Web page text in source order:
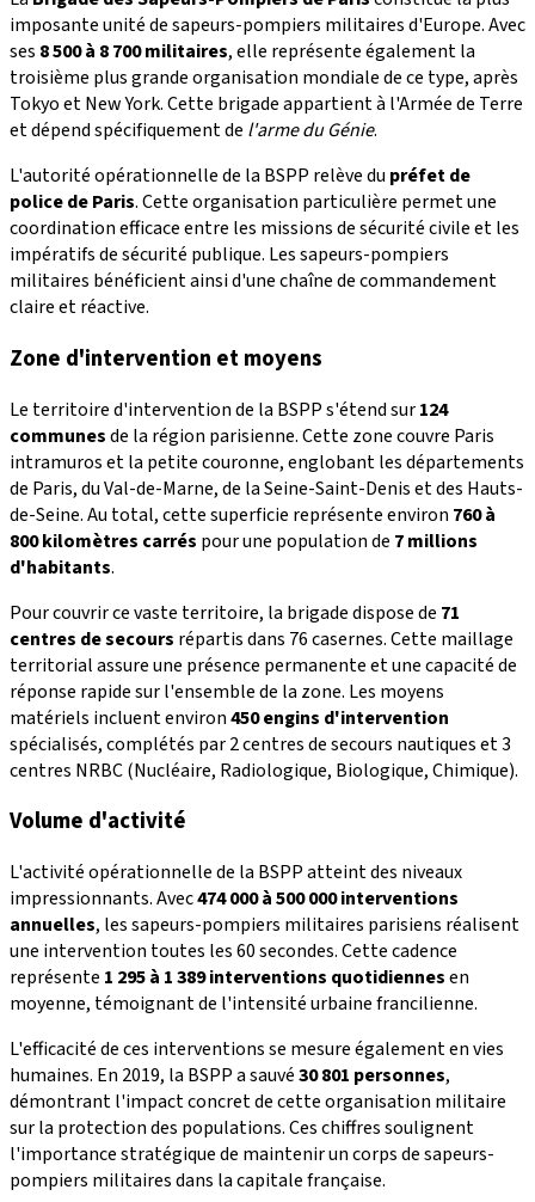
imposante unité de sapeurs-pompiers militaires d'Europe. Avec
ses 8 500 à 8 700 militaires, elle représente également la
troisième plus grande organisation mondiale de ce type, après
Tokyo et New York. Cette brigade appartient à l'Armée de Terre
et dépend spécifiquement de l'arme du Génie.
L'autorité opérationnelle de la BSPP relève du préfet de
police de Paris. Cette organisation particulière permet une
coordination efficace entre les missions de sécurité civile et les
impératifs de sécurité publique. Les sapeurs-pompiers
militaires bénéficient ainsi d'une chaîne de commandement
claire et réactive.
Zone d'intervention et moyens
Le territoire d'intervention de la BSPP s'étend sur124
communesde la région parisienne. Cette zone couvre Paris
intramuros et la petite couronne, englobant les départements
de Paris, du Val-de-Marne, de la Seine-Saint-Denis et des Hauts-
de-Seine. Au total, cette superficie représente environ 760 à
800 kilomètres carrés pour une population de 7 millions
d'habitants.
Pour couvrir ce vaste territoire, la brigade dispose de 71
centres de secours répartis dans 76 casernes. Cette maillage
territorial assure une présence permanente et une capacité de
réponse rapide sur l'ensemble de la zone. Les moyens
matériels incluent environ450 engins d'intervention
spécialisés, complétés par 2 centres de secours nautiques et 3
centres NRBC (Nucléaire, Radiologique, Biologique, Chimique).
Volume d'activité
L'activité opérationnelle de la BSPP atteint des niveaux
impressionnants. Avec474 000 à 500 000 interventions
annuelles, les sapeurs-pompiers militaires parisiens réalisent
une intervention toutes les 60 secondes. Cette cadence
représente 1 295 à 1 389 interventions quotidiennesen
moyenne, témoignant de l'intensité urbaine francilienne.
L'efficacité de ces interventions se mesure également en vies
humaines. En 2019, la BSPP a sauvé30 801 personnes,
démontrant l'impact concret de cette organisation militaire
sur la protection des populations. Ces chiffres soulignent
l'importance stratégique de maintenir un corps de sapeurs-
pompiers militaires dans la capitale française.